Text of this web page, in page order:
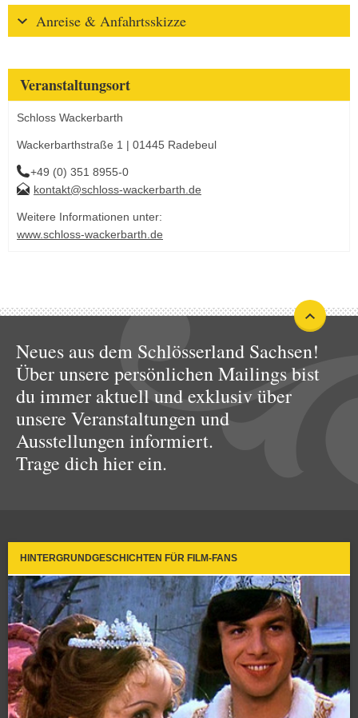
Anreise & Anfahrtsskizze
Veranstaltungsort
Schloss Wackerbarth
Wackerbarthstraße 1 | 01445 Radebeul
+49 (0) 351 8955-0
kontakt@schloss-wackerbarth.de
Weitere Informationen unter:
www.schloss-wackerbarth.de
Neues aus dem Schlösserland Sachsen!
Über unsere persönlichen Mailings bist
du immer aktuell und exklusiv über
unsere Veranstaltungen und
Ausstellungen informiert.
Trage dich hier ein.
HINTERGRUNDGESCHICHTEN FÜR FILM-FANS